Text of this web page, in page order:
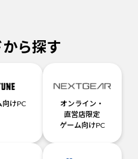
ら探す
向けPC
オンライン・
直営店限定
ゲーム向けPC